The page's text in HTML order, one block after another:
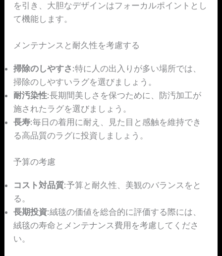
を引き、大胆なデザインはフォーカルポイントとし
て機能します。
メンテナンスと耐久性を考慮する
掃除のしやすさ :特に人の出入りが多い場所では、
掃除のしやすいラグを選びましょう。
耐汚染性:長期間美しさを保つために、防汚加工が
施されたラグを選びましょう。
長寿:毎日の着用に耐え、見た目と感触を維持でき
る高品質のラグに投資しましょう。
予算の考慮
コスト対品質:予算と耐久性、美観のバランスをと
る。
長期投資:絨毯の価値を総合的に評価する際には、
絨毯の寿命とメンテナンス費用を考慮してくださ
い。